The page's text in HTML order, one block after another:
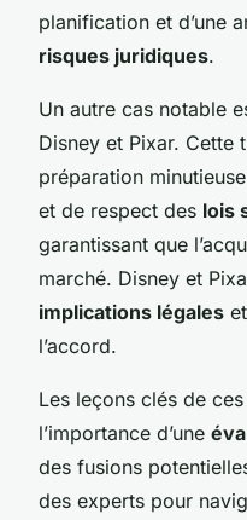
planification et d’une
risques juridiques.
Un autre cas notable
Disney et Pixar. Cette
préparation
et de respect des lois
garantissant que
marché. Disney et
implications légales
l’accord.
Les leçons clés de
l’importance d’une
des fusions
des experts pour